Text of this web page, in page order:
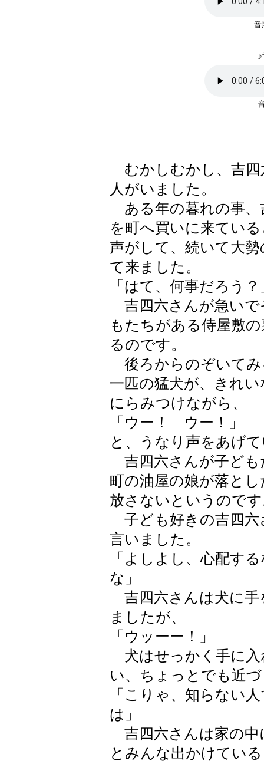
むかしむかし、吉四
人がいました。
ある年の暮れの事、
を町へ買いに来てい
声がして、続いて大
て来ました。
「はて、何事だろう？
吉四六さんが急いで
もたちがある侍屋敷
るのです。
後ろからのぞいてみ
一匹の猛犬が、きれ
にらみつけながら、
「ウー！ ウー！」
と、うなり声をあげ
吉四六さんが子ども
町の油屋の娘が落と
放さないというので
子ども好きの吉四六
言いました。
「よしよし、心配す
な」
吉四六さんは犬に手
ましたが、
「ウッーー！」
犬はせっかく手に入
い、ちょっとでも近
「こりゃ、知らない
は」
吉四六さんは家の中
とみんな出かけてい